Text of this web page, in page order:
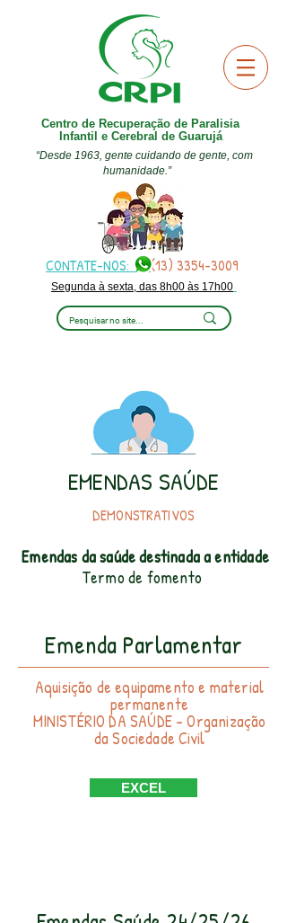
Centro de Recuperação de Paralisia
Infantil e Cerebral de Guarujá
“Desde 1963, gente cuidando de gente, com
humanidade.”
CONTATE-NOS:(13) 3354-3009
Segunda à sexta, das 8h00 às 17h00
EMENDAS SAÚDE
DEMONSTRATIVOS
Emendas dasaúdedestinada a entidade
Termo de fomento
Emenda Parlamentar
Aquisição de equipamento e material
permanente
MINISTÉRIO DA SAÚDE - Organização
da Sociedade Civil
EXCEL